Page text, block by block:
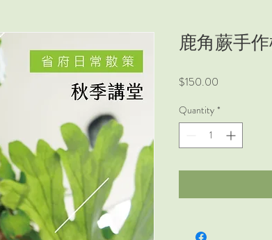
鹿角蕨手
$150.00
Quantity *